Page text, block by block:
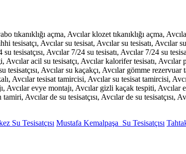
açma, Avcılar klozet tıkanıklığı açma,
tesisatçı, Avcılar su tesisat, Avcılar su tesisatı, Avcılar
tesisatçısı, Avcılar 7/24 su tesisatı, Avcılar 7/24 su
acil su tesisatçı, Avcılar kalorifer tesisatı,
Avcılar su kaçakçı, Avcılar gömme rezervuar
Avcılar tesisat tamircisi, Avcılar su tesisat tamircisi,
Avcılar evye montajı, Avcılar gizli kaçak tespiti, Avcılar
Avcılar de su tesisatçısı, Avcılar de su tesisatçısı,
Su Tesisatçısı Mustafa Kemalpaşa Su Tesisatçısı